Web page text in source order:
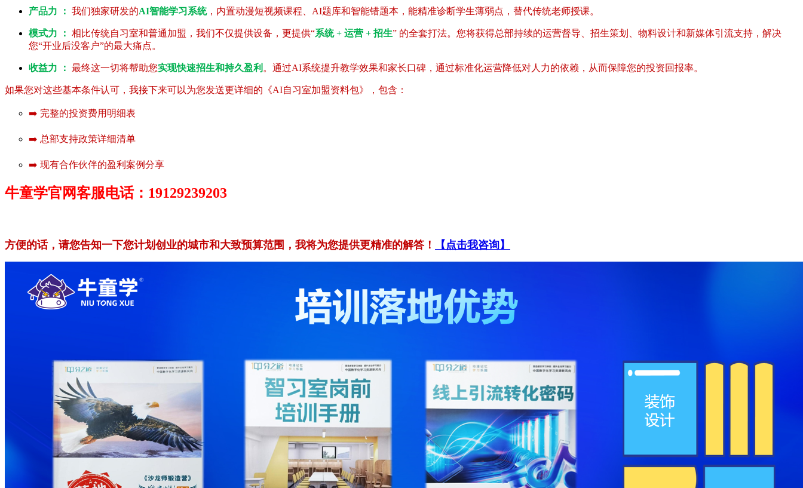
产品力 ： 我们独家研发的AI智能学习系统，内置动漫短视频课程、AI题库和智能错题本，能精准诊断学生薄弱点，替代传统老师授课。
模式力 ： 相比传统自习室和普通加盟，我们不仅提供设备，更提供“系统 + 运营 + 招生” 的全套打法。您将获得总部持续的运营督导、招生策划、物料设计和新媒体引流支持，解决
您“开业后没客户”的最大痛点。
收益力 ： 最终这一切将帮助您实现快速招生和持久盈利 。通过AI系统提升教学效果和家长口碑，通过标准化运营降低对人力的依赖，从而保障您的投资回报率。
如果您对这些基本条件认可，我接下来可以为您发送更详细的《AI自习室加盟资料包》，包含：
➡️ 完整的投资费用明细表
➡️ 总部支持政策详细清单
➡️ 现有合作伙伴的盈利案例分享
牛童学官网客服电话：19129239203
方便的话，请您告知一下您计划创业的城市和大致预算范围，我将为您提供更精准的解答！ 【点击我咨询】